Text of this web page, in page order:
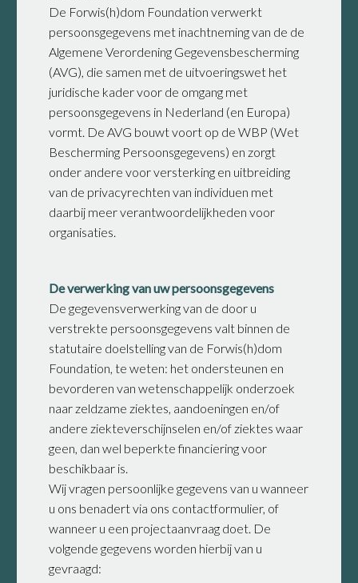
De Forwis(h)dom Foundation verwerkt
persoonsgegevens met inachtneming van de de
Algemene Verordening Gegevensbescherming
(AVG), die samen met de uitvoeringswet het
juridische kader voor de omgang met
persoonsgegevens in Nederland (en Europa)
vormt. De AVG bouwt voort op de WBP (Wet
Bescherming Persoonsgegevens) en zorgt
onder andere voor versterking en uitbreiding
van de privacyrechten van individuen met
daarbij meer verantwoordelijkheden voor
organisaties.
De verwerking van uw persoonsgegevens
De gegevensverwerking van de door u
verstrekte persoonsgegevens valt binnen de
statutaire doelstelling van de Forwis(h)dom
Foundation, te weten: het ondersteunen en
bevorderen van wetenschappelijk onderzoek
naar zeldzame ziektes, aandoeningen en/of
andere ziekteverschijnselen en/of ziektes waar
geen, dan wel beperkte financiering voor
beschikbaar is.
Wij vragen persoonlijke gegevens van u wanneer
u ons benadert via ons contactformulier, of
wanneer u een projectaanvraag doet. De
volgende gegevens worden hierbij van u
gevraagd: